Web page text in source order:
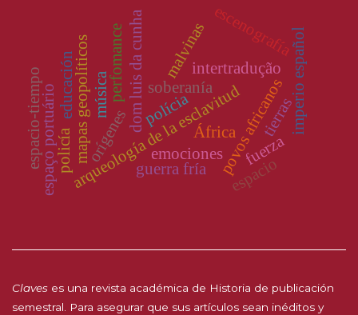
arqueología de la esclavitud
dom luis da cunha soberanía
orígenes
malvinasintertradução
povos africanos
mapas geopolíticos África fuerza
emociones
escenografía
perfomance
espacio
policía
música
educación
guerra fría
polícia
espaço portuário
imperio español
espacio-tiempo tierras
Claves es una revista académica de Historia de publicación
semestral. Para asegurar que sus artículos sean inéditos y